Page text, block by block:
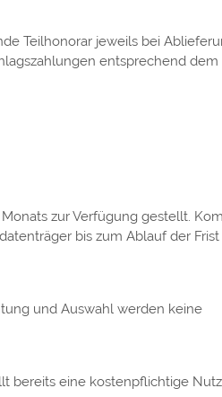
Teilhonorar jeweils bei
entsprechend dem
zur Verfügung gestellt.
bis zum Ablauf der Frist
und Auswahl werden keine
bereits eine kostenpflichtige